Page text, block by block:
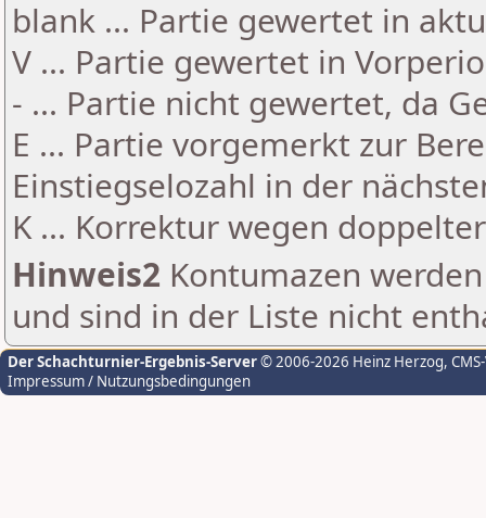
blank ... Partie gewertet in
V ... Partie gewertet in
- ... Partie nicht gewertet, da
E ... Partie vorgemerkt zur
Einstiegselozahl in der
K ... Korrektur wegen
Hinweis2 Kontumazen
und sind in der Liste nicht
Der Schachturnier-Ergebnis-Server© 2006-2026 Heinz Herzog,
Impressum / Nutzungsbedingungen